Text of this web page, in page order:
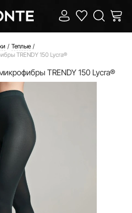
Теплые
TRENDY 150 Lycra®
TRENDY 150 Lycra®